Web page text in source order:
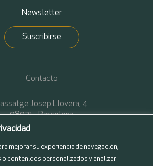
mejorar su experiencia de navegación,
o contenidos personalizados y analizar
Newsletter
Suscribirse
Contacto
Josep Llovera, 4
08021 - Barcelona
T. +34 93 272 34 40
Calle del Pinar, 7 2ª